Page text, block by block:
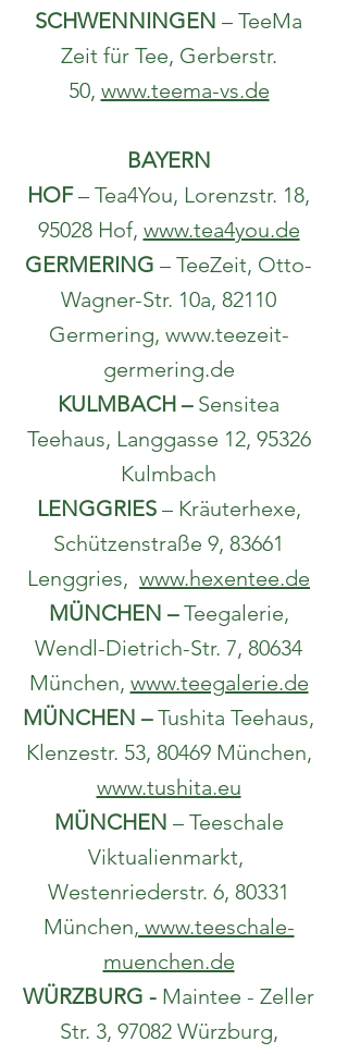
SCHWENNINGEN – TeeMa
Zeit für Tee, Gerberstr.
50, www.teema-vs.de
BAYERN
HOF– Tea4You, Lorenzstr. 18,
95028 Hof, www.tea4you.de
GERMERING – TeeZeit, Otto-
Wagner-Str. 10a, 82110
Germering, www.teezeit-
germering.de
KULMBACH –​ Sensitea
Teehaus, Langgasse 12, 95326
Kulmbach
LENGGRIES– Kräuterhexe,
Schützenstraße 9, 83661
Lenggries, www.hexentee.de
MÜNCHEN –Teegalerie,
Wendl-Dietrich-Str. 7, 80634
München, www.teegalerie.de
MÜNCHEN –Tushita Teehaus,
Klenzestr. 53, 80469 München,
www.tushita.eu
MÜNCHEN – Teeschale
Viktualienmarkt,
Westenriederstr. 6, 80331
München, www.teeschale-
muenchen.de
WÜRZBURG - Maintee - Zeller
Str. 3, 97082 Würzburg,